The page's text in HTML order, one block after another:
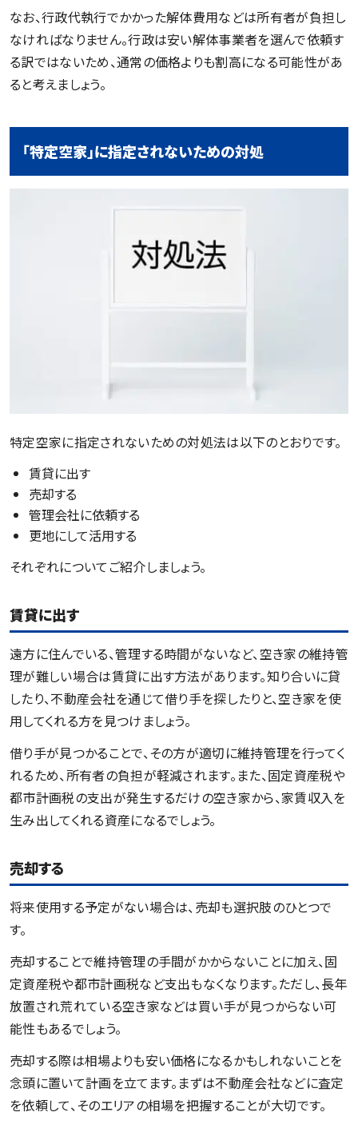
なお、行政代執行でかかった解体費用などは所有者が負担し
なければなりません。行政は安い解体事業者を選んで依頼す
る訳ではないため、通常の価格よりも割高になる可能性があ
ると考えましょう。
「特定空家」に指定されないための対処
特定空家に指定されないための対処法は以下のとおりです。
賃貸に出す
売却する
管理会社に依頼する
更地にして活用する
それぞれについてご紹介しましょう。
賃貸に出す
遠方に住んでいる、管理する時間がないなど、空き家の維持管
理が難しい場合は賃貸に出す方法があります。知り合いに貸
したり、不動産会社を通じて借り手を探したりと、空き家を使
用してくれる方を見つけましょう。
借り手が見つかることで、その方が適切に維持管理を行ってく
れるため、所有者の負担が軽減されます。また、固定資産税や
都市計画税の支出が発生するだけの空き家から、家賃収入を
生み出してくれる資産になるでしょう。
売却する
将来使用する予定がない場合は、売却も選択肢のひとつで
す。
売却することで維持管理の手間がかからないことに加え、固
定資産税や都市計画税など支出もなくなります。ただし、長年
放置され荒れている空き家などは買い手が見つからない可
能性もあるでしょう。
売却する際は相場よりも安い価格になるかもしれないことを
念頭に置いて計画を立てます。まずは不動産会社などに査定
を依頼して、そのエリアの相場を把握することが大切です。